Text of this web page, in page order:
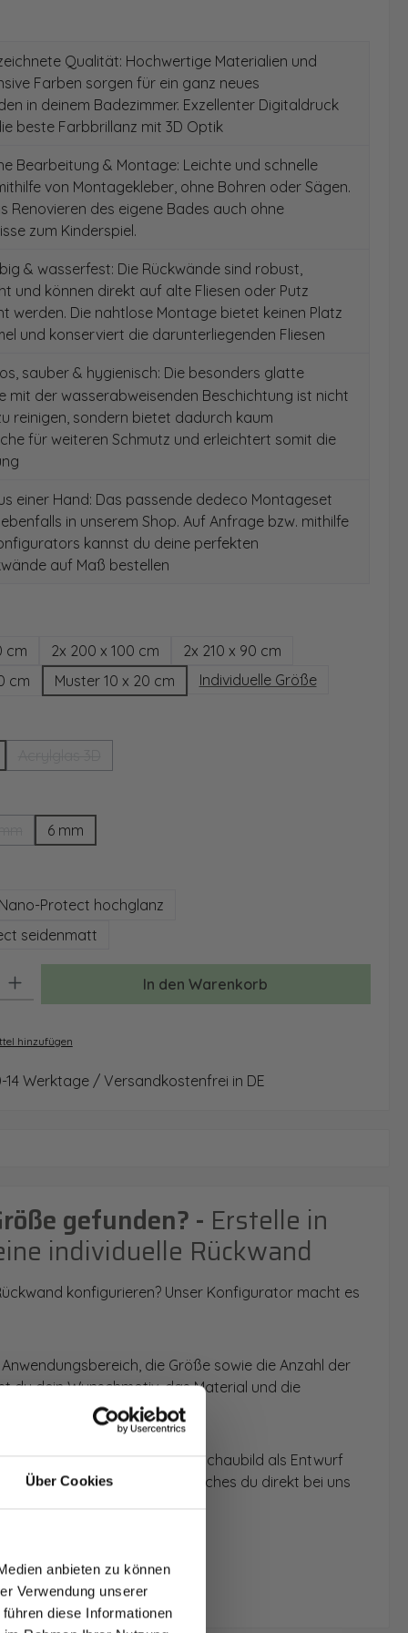
Über Cookies
anbieten zu können
Verwendung unserer
diese Informationen
Qualität: Hochwertige Materialien und
Farben sorgen für ein ganz neues
in deinem Badezimmer. Exzellenter Digitaldruck
beste Farbbrillanz mit 3D Optik
Bearbeitung & Montage: Leichte und schnelle
von Montagekleber, ohne Bohren oder Sägen.
Renovieren des eigene Bades auch ohne
zum Kinderspiel.
& wasserfest: Die Rückwände sind robust,
und können direkt auf alte Fliesen oder Putz
werden. Die nahtlose Montage bietet keinen Platz
und konserviert die darunterliegenden Fliesen
sauber & hygienisch: Die besonders glatte
mit der wasserabweisenden Beschichtung ist nicht
reinigen, sondern bietet dadurch kaum
für weiteren Schmutz und erleichtert somit die
einer Hand: Das passende dedeco Montageset
in unserem Shop. Auf Anfrage bzw. mithilfe
kannst du deine perfekten
auf Maß bestellen
cm
2x 200 x 100 cm
2x 210 x 90 cm
cm
Muster 10 x 20 cm Individuelle Größe
(Diese Option ist zurzeit nicht verfügbar.)
6 mm
Nano-Protect hochglanz
seidenmatt
Gib den gewünschten Wert ein oder benutze die Schaltflächen
In den Warenkorb
hinzufügen
14 Werktage / Versandkostenfrei in DE
gefunden? - Erstelle in
individuelle Rückwand
konfigurieren? Unser Konfigurator macht es
die Größe sowie die Anzahl der
du dein Wunschmotiv, das Material und die
dir die Rückwände im Schaubild als Entwurf
individuelles Angebot, welches du direkt bei uns